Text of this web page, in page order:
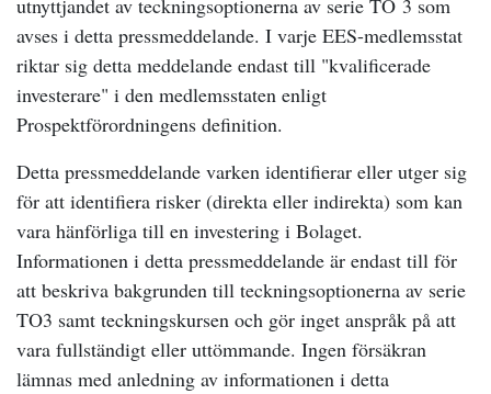
utnyttjandet av teckningsoptionerna av serie TO 3 som
avses i detta pressmeddelande. I varje EES-medlemsstat
riktar sig detta meddelande endast till "kvalificerade
investerare" i den medlemsstaten enligt
Prospektförordningens definition.
Detta pressmeddelande varken identifierar eller utger sig
för att identifiera risker (direkta eller indirekta) som kan
vara hänförliga till en investering i Bolaget.
Informationen i detta pressmeddelande är endast till för
att beskriva bakgrunden till teckningsoptionerna av serie
TO3 samt teckningskursen och gör inget anspråk på att
vara fullständigt eller uttömmande. Ingen försäkran
lämnas med anledning av informationen i detta